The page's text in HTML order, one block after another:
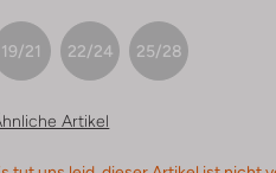
19/21 22/24 25/28
Artikel